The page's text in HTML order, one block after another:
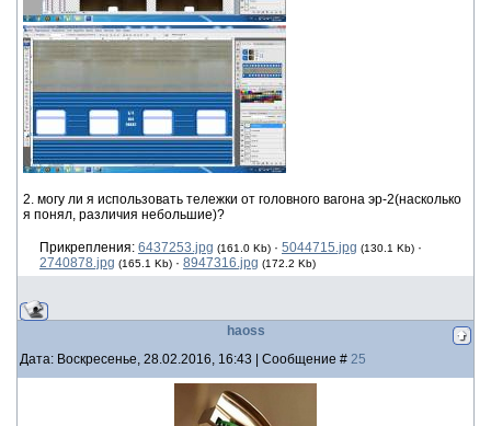
2. могу ли я использовать тележки от головного вагона эр-2(насколько
я понял, различия небольшие)?
Прикрепления: 6437253.jpg (161.0 Kb) · 5044715.jpg (130.1 Kb) ·
2740878.jpg (165.1 Kb) · 8947316.jpg (172.2 Kb)
haoss
Дата: Воскресенье, 28.02.2016, 16:43 | Сообщение # 25